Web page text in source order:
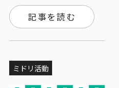
記事を読む
ミドリ活動